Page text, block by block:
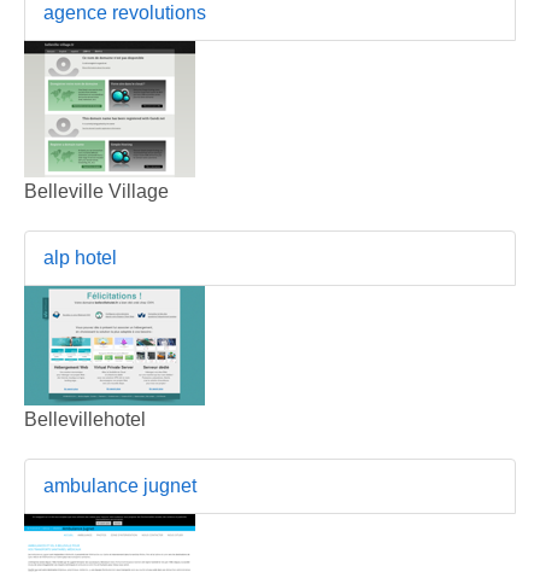
agence revolutions
Belleville Village
alp hotel
Bellevillehotel
ambulance jugnet